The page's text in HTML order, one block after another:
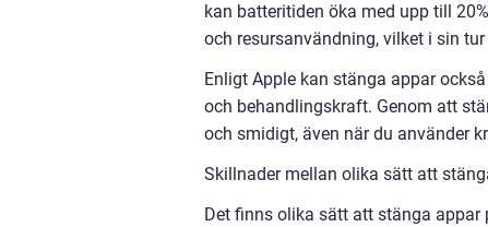
kan batteritiden öka med upp till
och resursanvändning, vilket i sin
Enligt Apple kan stänga appar
och behandlingskraft. Genom att
och smidigt, även när du använder
Skillnader mellan olika sätt att
Det finns olika sätt att stänga appar